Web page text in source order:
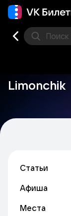
Поиск
Limonchik
Статьи
Афиша
Места